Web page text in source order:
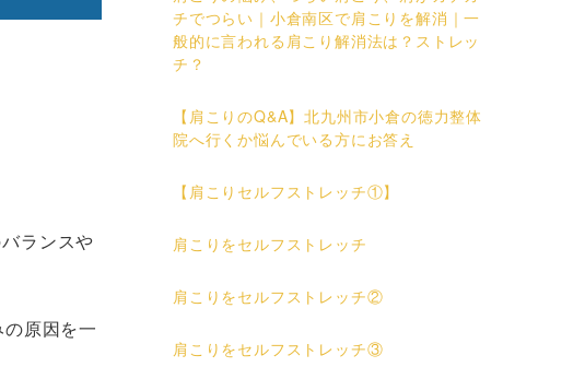
ランスや
原因を一
チでつらい｜小倉南区で肩こりを解消｜一
般的に言われる肩こり解消法は？ストレッ
チ？
【肩こりのQ&A】北九州市小倉の徳力整体
院へ行くか悩んでいる方にお答え
【肩こりセルフストレッチ①】
肩こりをセルフストレッチ
肩こりをセルフストレッチ②
肩こりをセルフストレッチ③